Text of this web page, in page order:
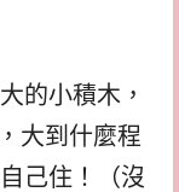
的小積木，
大到什麼程
己住！（沒